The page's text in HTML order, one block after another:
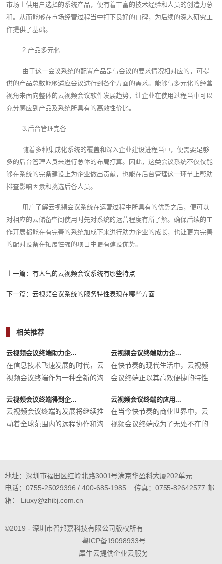
市场上供用户选择的系统产品，便有着丰富的技术经验和人员的创造力总
和。从而能够在市场经营过程当中打下良好的口碑，为后续的深入研究工
作提供了基础。
2.产品多元化
由于这一会议系统的配置产品是与会议的要求情况相对应的，可提
供的产品总数能够适应会议进行到各个方面的需求。能够与多元化的经营
视角来面向整体的云视频会议软件发展趋势，让企业在使用过程当中可以
充分感应到产品及系统所具有的高效性价比。
3.后台管理完备
随着多种集成化系统的覆盖和深入企业建设进程当中，便需要足够
多的后台管理人员来进行总体的布局打算。因此，这类会议系统不仅仅能
够在系统的完备建设上为企业做出贡献，也能在后台管理这一环节上帮助
排查影响因素和挑选后备人员。
用户了解云视频会议系统在运营过程中所具有的优势之后，便可以
对相应的云储备空间使用时先对系统的运营程度有所了解。确保后续的工
作开展都能在有完善的系统加成下来进行助力企业的成长，也让更为完善
的配对设备在拓展性强的项目中更有建设优势。
上一篇：有人气的云视频会议系统有哪些特点
下一篇：云视频会议系统的服务特性表现在哪些方面
相关推荐
云视频会议终端助力企...
在信息技术飞速发展的时代，云
视频会议终端作为一种全新的沟
云视频会议终端助力企...
在快节奏的现代生活中，云视频
会议终端正以其高效便捷的特性
云视频会议终端得到企...
云视频会议终端的发展将继续推
动着全球范围内的远程协作和沟
云视频会议终端的应用...
在当今快节奏的商业世界中，云
视频会议终端成为了无处不在的
地址：深圳市福田区红岭北路3001号满京华盈科大厦202单元
电话：0755-25029396 / 400-685-1985 传真：0755-82642577 邮
箱： Liuxy@zhibj.com.cn
©2019 - 深圳市智邦嘉科技有限公司版权所有
粤ICP备19098933号
犀牛云提供企业云服务